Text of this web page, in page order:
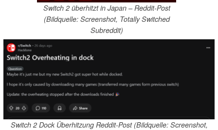
Switch 2 überhitzt in Japan – Reddit-Post
(Bildquelle: Screenshot, Totally Switched
Subreddit)
Switch 2 Dock Überhitzung Reddit-Post (Bildquelle: Screenshot,